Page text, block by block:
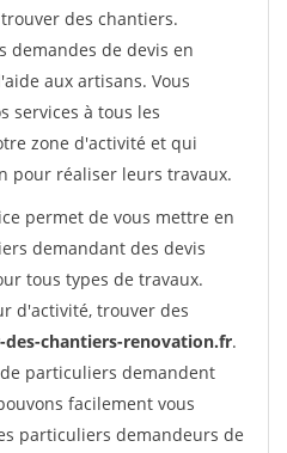
des chantiers.
demandes de devis en
aux artisans. Vous
services à tous les
zone d'activité et qui
pour réaliser leurs travaux.
permet de vous mettre en
demandant des devis
tous types de travaux.
d'activité, trouver des
chantiers-renovation.fr.
particuliers demandent
facilement vous
particuliers demandeurs de